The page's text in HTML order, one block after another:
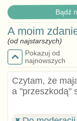
Bądź
A moim
(od najstarszych)
Pokazuj od
najnowszych
Czytam, że
a "przeszkodą"